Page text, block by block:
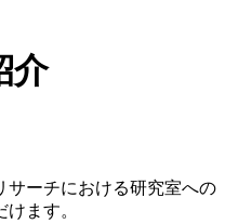
介
サーチにおける研究室への
ます。